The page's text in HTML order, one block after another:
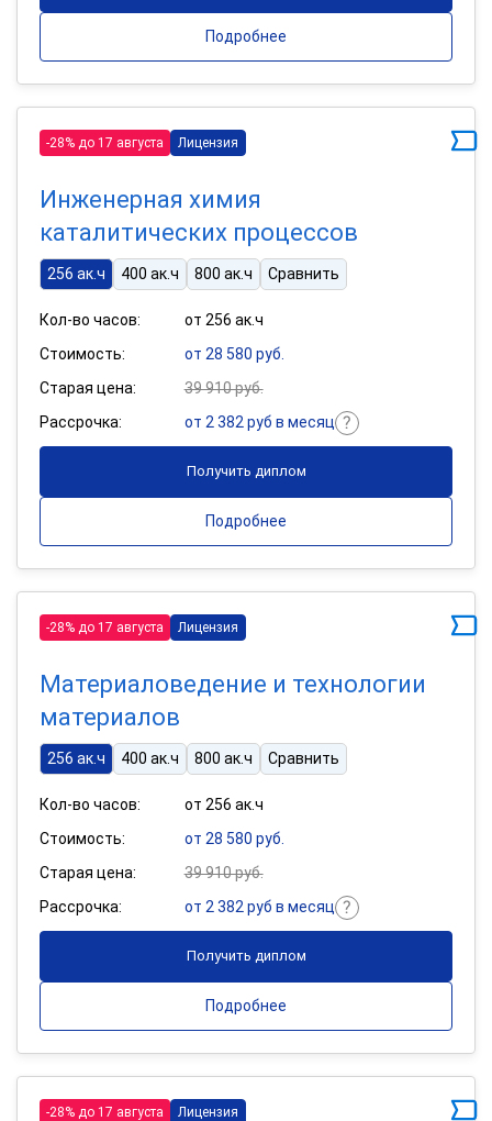
Подробнее
-28% до 17 августа Лицензия
Инженерная химия
каталитических процессов
256 ак.ч 400 ак.ч 800 ак.ч Сравнить
Кол-во часов:
от 256 ак.ч
Стоимость:
от 28 580 руб.
Старая цена:
39 910 руб.
Рассрочка:
от 2 382 руб в месяц
Получить диплом
Подробнее
-28% до 17 августа Лицензия
Материаловедение и технологии
материалов
256 ак.ч 400 ак.ч 800 ак.ч Сравнить
Кол-во часов:
от 256 ак.ч
Стоимость:
от 28 580 руб.
Старая цена:
39 910 руб.
Рассрочка:
от 2 382 руб в месяц
Получить диплом
Подробнее
-28% до 17 августа Лицензия